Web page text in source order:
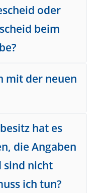
oder
beim
mit der neuen
hat es
die Angaben
sind nicht
ich tun?